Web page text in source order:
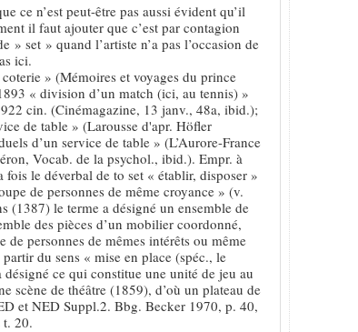
ce n’est peut-être pas aussi évident qu’il
il faut ajouter que c’est par contagion
» set » quand l’artiste n’a pas l’occasion de
ici.
» (Mémoires et voyages du prince
« division d’un match (ici, au tennis) »
cin. (Cinémagazine, 13 janv., 48a, ibid.);
de table » (Larousse d'apr. Höfler
d’un service de table » (L’Aurore-France
Vocab. de la psychol., ibid.). Empr. à
le déverbal de to set « établir, disposer »
de personnes de même croyance » (v.
(1387) le terme a désigné un ensemble de
des pièces d’un mobilier coordonné,
personnes de mêmes intérêts ou même
du sens « mise en place (spéc., le
ce qui constitue une unité de jeu au
scène de théâtre (1859), d’où un plateau de
et NED Suppl.2. Bbg. Becker 1970, p. 40,
20.